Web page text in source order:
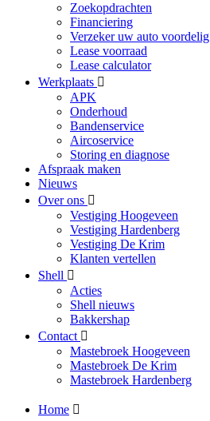
Zoekopdrachten
Financiering
Verzeker uw auto voordelig
Lease voorraad
Lease calculator
Werkplaats
APK
Onderhoud
Bandenservice
Aircoservice
Storing en diagnose
Afspraak maken
Nieuws
Over ons
Vestiging Hoogeveen
Vestiging Hardenberg
Vestiging De Krim
Klanten vertellen
Shell
Acties
Shell nieuws
Bakkershap
Contact
Mastebroek Hoogeveen
Mastebroek De Krim
Mastebroek Hardenberg
Home